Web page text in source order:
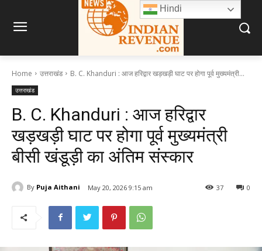
Home उत्तराखंड B. C. Khanduri : आज हरिद्वार खड़खड़ी घाट पर होगा पूर्व मुख्यमंत्री...
उत्तराखंड
B. C. Khanduri : आज हरिद्वार
खड़खड़ी घाट पर होगा पूर्व मुख्यमंत्री
बीसी खंडूड़ी का अंतिम संस्कार
By Puja Aithani May 20, 2026 9:15 am 0
37
Hindi